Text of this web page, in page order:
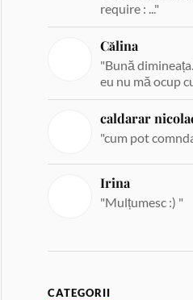
require : ..."
Călina
"Bună
eu nu mă ocup
caldarar
"cum pot
Irina
"Mulțumesc :) "
CATEGORII